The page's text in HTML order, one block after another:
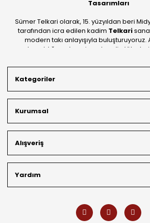
Tasarımları
Sümer Telkari olarak, 15. yüzyıldan beri
tarafından icra edilen kadim Telkari
modern takı anlayışıyla buluşturuyoruz.
devraldığımız bu mirası; kendi
Mardin’in tarihi dokusunu yansıtan
bütçeye uygun
müşterilerimizin özel siparişlerini
hazırlıyor; köklü geçmişimizi geleceğin
güvenle taşıyoruz.
Kategoriler
Kurumsal
Alışveriş
Yardım